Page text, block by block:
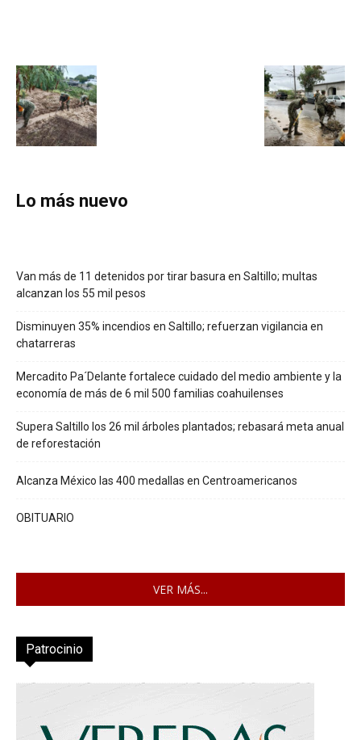
Lo más nuevo
Van más de 11 detenidos por tirar basura en Saltillo; multas
alcanzan los 55 mil pesos
Disminuyen 35% incendios en Saltillo; refuerzan vigilancia en
chatarreras
Mercadito Pa´Delante fortalece cuidado del medio ambiente y la
economía de más de 6 mil 500 familias coahuilenses
Supera Saltillo los 26 mil árboles plantados; rebasará meta anual
de reforestación
Alcanza México las 400 medallas en Centroamericanos
OBITUARIO
VER MÁS...
Patrocinio